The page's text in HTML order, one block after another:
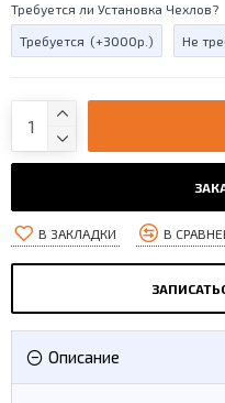
Требуется ли Установка Чехлов?
Требуется (+3000р.) Не
В ЗАКЛАДКИ В
Описание